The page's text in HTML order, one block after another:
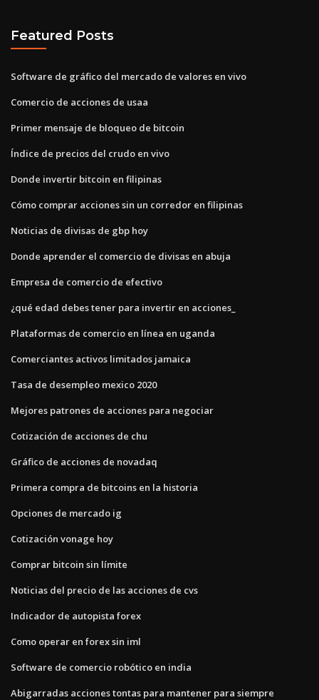
Featured Posts
Software de gráfico del mercado de valores en vivo
Comercio de acciones de usaa
Primer mensaje de bloqueo de bitcoin
Índice de precios del crudo en vivo
Donde invertir bitcoin en filipinas
Cómo comprar acciones sin un corredor en filipinas
Noticias de divisas de gbp hoy
Donde aprender el comercio de divisas en abuja
Empresa de comercio de efectivo
¿qué edad debes tener para invertir en acciones_
Plataformas de comercio en línea en uganda
Comerciantes activos limitados jamaica
Tasa de desempleo mexico 2020
Mejores patrones de acciones para negociar
Cotización de acciones de chu
Gráfico de acciones de novadaq
Primera compra de bitcoins en la historia
Opciones de mercado ig
Cotización vonage hoy
Comprar bitcoin sin límite
Noticias del precio de las acciones de cvs
Indicador de autopista forex
Como operar en forex sin iml
Software de comercio robótico en india
Abigarradas acciones tontas para mantener para siempre